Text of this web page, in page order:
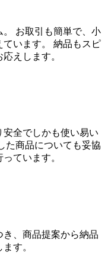
お取引も簡単で、小
ています。 納品もスピ
えします。
全でしかも使い易い
た商品についても妥協
ています。
、商品提案から納品
す。